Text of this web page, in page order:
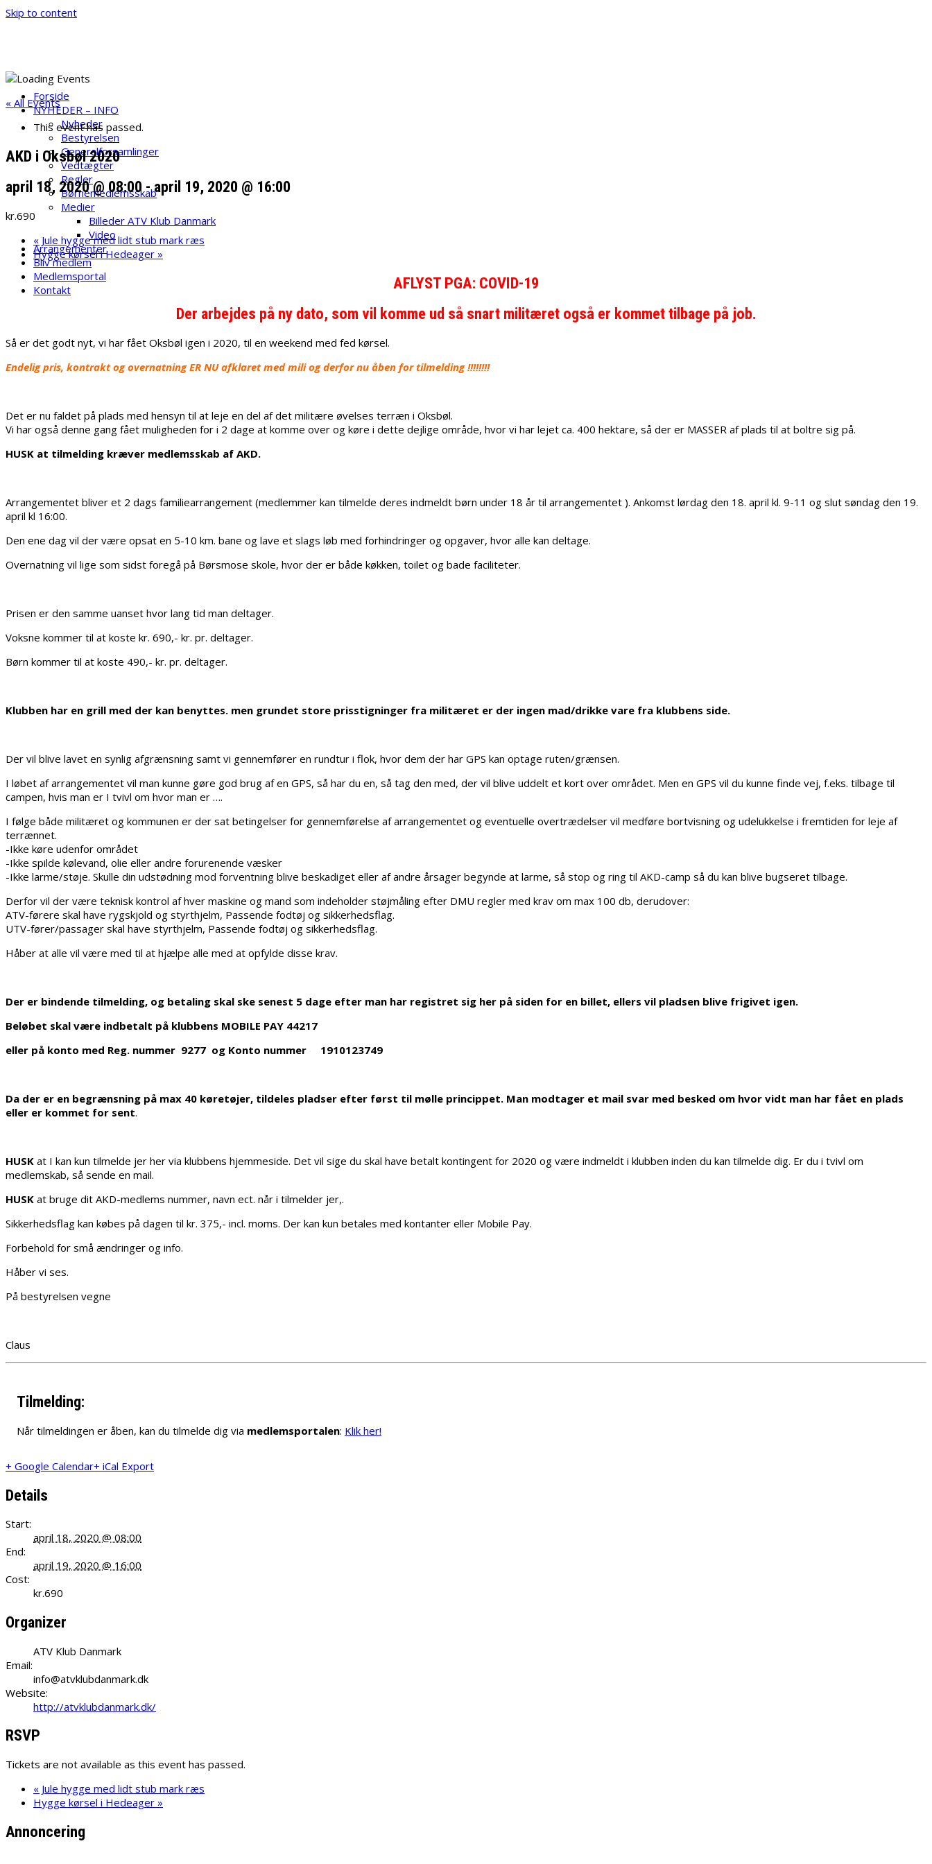
Skip to content
Velkommen til ATV Klub danmark
Forside
NYHEDER – INFO
Nyheder
Bestyrelsen
Generalforsamlinger
Vedtægter
Regler
Børnemedlemsskab
Medier
Billeder ATV Klub Danmark
Video
Arrangementer
Bliv medlem
Medlemsportal
Kontakt
« All Events
This event has passed.
AKD i Oksbøl 2020
april 18, 2020 @ 08:00-april 19, 2020 @ 16:00
kr.690
« Jule hygge med lidt stub mark ræs
Hygge kørsel i Hedeager »
AFLYST PGA: COVID-19
Der arbejdes på ny dato, som vil komme ud så snart militæret også er kommet tilbage på job.
Så er det godt nyt, vi har fået Oksbøl igen i 2020, til en weekend med fed kørsel.
Endelig pris, kontrakt og overnatning ER NU afklaret med mili og derfor nu åben for tilmelding !!!!!!!!
Det er nu faldet på plads med hensyn til at leje en del af det militære øvelses terræn i Oksbøl.
Vi har også denne gang fået muligheden for i 2 dage at komme over og køre i dette dejlige område, hvor vi har lejet ca. 400 hektare, så der er MASSER af plads til at boltre sig på.
HUSK at tilmelding kræver medlemsskab af AKD.
Arrangementet bliver et 2 dags familiearrangement (medlemmer kan tilmelde deres indmeldt børn under 18 år til arrangementet ). Ankomst lørdag den 18. april kl. 9-11 og slut søndag den 19.
april kl 16:00.
Den ene dag vil der være opsat en 5-10 km. bane og lave et slags løb med forhindringer og opgaver, hvor alle kan deltage.
Overnatning vil lige som sidst foregå på Børsmose skole, hvor der er både køkken, toilet og bade faciliteter.
Prisen er den samme uanset hvor lang tid man deltager.
Voksne kommer til at koste kr. 690,- kr. pr. deltager.
Børn kommer til at koste 490,- kr. pr. deltager.
Klubben har en grill med der kan benyttes. men grundet store prisstigninger fra militæret er der ingen mad/drikke vare fra klubbens side.
Der vil blive lavet en synlig afgrænsning samt vi gennemfører en rundtur i flok, hvor dem der har GPS kan optage ruten/grænsen.
I løbet af arrangementet vil man kunne gøre god brug af en GPS, så har du en, så tag den med, der vil blive uddelt et kort over området. Men en GPS vil du kunne finde vej, f.eks. tilbage til
campen, hvis man er I tvivl om hvor man er ….
I følge både militæret og kommunen er der sat betingelser for gennemførelse af arrangementet og eventuelle overtrædelser vil medføre bortvisning og udelukkelse i fremtiden for leje af
terrænnet.
-Ikke køre udenfor området
-Ikke spilde kølevand, olie eller andre forurenende væsker
-Ikke larme/støje. Skulle din udstødning mod forventning blive beskadiget eller af andre årsager begynde at larme, så stop og ring til AKD-camp så du kan blive bugseret tilbage.
Derfor vil der være teknisk kontrol af hver maskine og mand som indeholder støjmåling efter DMU regler med krav om max 100 db, derudover:
ATV-førere skal have rygskjold og styrthjelm, Passende fodtøj og sikkerhedsflag.
UTV-fører/passager skal have styrthjelm, Passende fodtøj og sikkerhedsflag.
Håber at alle vil være med til at hjælpe alle med at opfylde disse krav.
Der er bindende tilmelding, og betaling skal ske senest 5 dage efter man har registret sig her på siden for en billet, ellers vil pladsen blive frigivet igen.
Beløbet skal være indbetalt på klubbens MOBILE PAY 44217
eller på konto med Reg. nummer 9277 og Konto nummer 1910123749
Da der er en begrænsning på max 40 køretøjer, tildeles pladser efter først til mølle princippet. Man modtager et mail svar med besked om hvor vidt man har fået en plads
eller er kommet for sent.
HUSK at I kan kun tilmelde jer her via klubbens hjemmeside. Det vil sige du skal have betalt kontingent for 2020 og være indmeldt i klubben inden du kan tilmelde dig. Er du i tvivl om
medlemskab, så sende en mail.
HUSK at bruge dit AKD-medlems nummer, navn ect. når i tilmelder jer,.
Sikkerhedsflag kan købes på dagen til kr. 375,- incl. moms. Der kan kun betales med kontanter eller Mobile Pay.
Forbehold for små ændringer og info.
Håber vi ses.
På bestyrelsen vegne
Claus
Tilmelding:
Når tilmeldingen er åben, kan du tilmelde dig via medlemsportalen: Klik her!
+ Google Calendar+ iCal Export
Details
Start:
april 18, 2020 @ 08:00
End:
april 19, 2020 @ 16:00
Cost:
kr.690
Organizer
ATV Klub Danmark
Email:
info@atvklubdanmark.dk
Website:
http://atvklubdanmark.dk/
RSVP
Tickets are not available as this event has passed.
« Jule hygge med lidt stub mark ræs
Hygge kørsel i Hedeager »
Annoncering